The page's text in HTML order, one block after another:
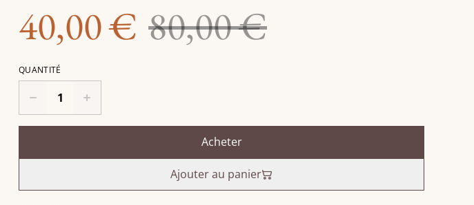
40,00 € 80,00 €
QUANTITÉ
Acheter
Ajouter au panier